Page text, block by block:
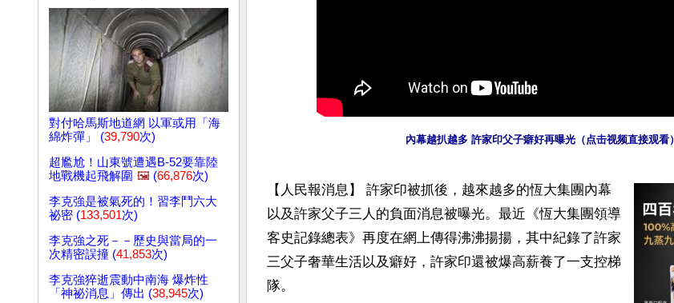
對付哈馬斯地道網 以軍或用「海
綿炸彈」 (39,790次)
超尷尬！山東號遭遇B-52要靠陸
地戰機起飛解圍 🖼️ (66,876次)
李克強是被氣死的！習李鬥六大
祕密 (133,501次)
李克強之死－－歷史與當局的一
次精密誤撞 (41,853次)
李克強猝逝震動中南海 爆炸性
「神祕消息」傳出 (38,945次)
內幕越扒越多 許家印父子癖好再曝光（点击视频直接观看）
【人民報消息】 許家印被抓後，越來越多的恆大集團內幕
以及許家父子三人的負面消息被曝光。最近《恆大集團領導
客史記錄總表》再度在網上傳得沸沸揚揚，其中紀錄了許家
三父子奢華生活以及癖好，許家印還被爆高薪養了一支控梯
隊。